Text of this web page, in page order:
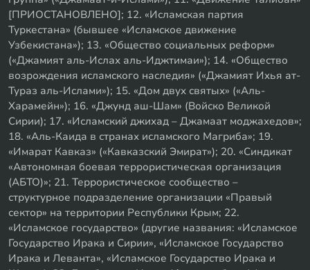
[ПРИОСТАНОВЛЕНО]; 12. «Исламская партия
Туркестана» (бывшее «Исламское движение
Узбекистана»); 13. «Общество социальных реформ»
(«Джамият аль-Ислах аль-Иджтимаи»); 14. «Общество
возрождения исламского наследия» («Джамият Ихья ат-
Тураз аль-Ислами»); 15. «Дом двух святых» («Аль-
Харамейн»); 16. «Джунд аш-Шам» (Войско Великой
Сирии); 17. «Исламский джихад – Джамаат моджахедов»;
18. «Аль-Каида в странах исламского Магриба»; 19.
«Имарат Кавказ» («Кавказский Эмират»); 20. «Синдикат
«Автономная боевая террористическая организация
(АБТО)»; 21. Террористическое сообщество –
структурное подразделение организации «Правый
сектор» на территории Республики Крым; 22.
«Исламское государство» (другие названия: «Исламское
Государство Ирака и Сирии», «Исламское Государство
Ирака и Леванта», «Исламское Государство Ирака и